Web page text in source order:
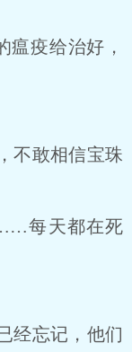
疫给治好，
敢相信宝珠
每天都在死
忘记，他们